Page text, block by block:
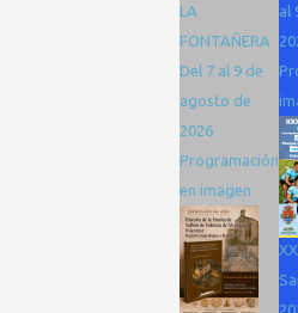
LA
FONTAÑERA
Del 7 al 9 de
agosto de
2026
Programación
en imagen
al